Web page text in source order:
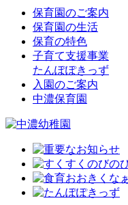
保育園のご案内
保育園の生活
保育の特色
子育て支援事業
たんぽぽきっず
入園のご案内
中濃保育園